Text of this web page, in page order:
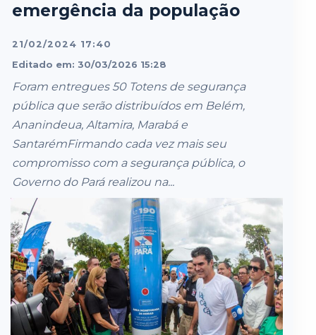
emergência da população
21/02/2024 17:40
Editado em: 30/03/2026 15:28
Foram entregues 50 Totens de segurança
pública que serão distribuídos em Belém,
Ananindeua, Altamira, Marabá e
SantarémFirmando cada vez mais seu
compromisso com a segurança pública, o
Governo do Pará realizou na...